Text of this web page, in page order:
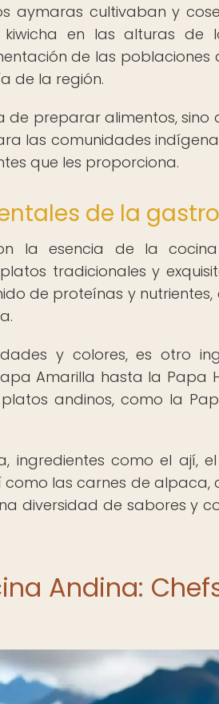
aymaras cultivaban y
en las alturas de
de las poblaciones
de la región.
de preparar alimentos,
las comunidades
que les proporciona.
de la
la esencia de la
tradicionales y
de proteínas y nutrientes,
y colores, es otro
Amarilla hasta la Papa
andinos, como la
ingredientes como el ají,
las carnes de alpaca,
diversidad de sabores y
Andina: